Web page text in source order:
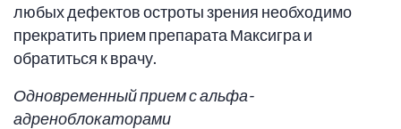
любых дефектов остроты зрения необходимо
прекратить прием препарата Максигра и
обратиться к врачу.
Одновременный прием с альфа-
адреноблокаторами